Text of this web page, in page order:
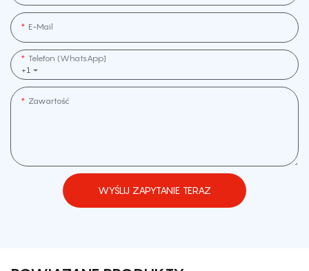
E-Mail
+1
Telefon (WhatsApp]
Zawartość
WYŚLIJ ZAPYTANIE TERAZ